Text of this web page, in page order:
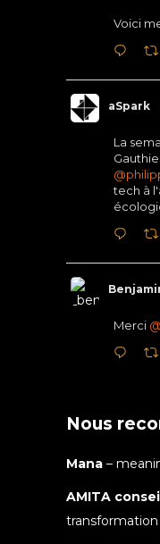
Voici
aSpark
La
tech à
Merci
Nous
Mana –
AMITA